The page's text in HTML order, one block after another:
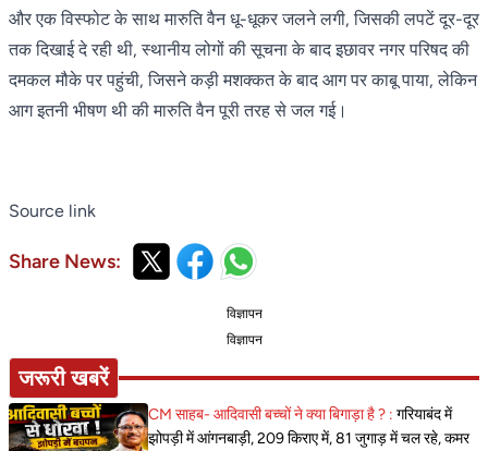
और एक विस्फोट के साथ मारुति वैन धू-धूकर जलने लगी, जिसकी लपटें दूर-दूर
तक दिखाई दे रही थी, स्थानीय लोगों की सूचना के बाद इछावर नगर परिषद की
दमकल मौके पर पहुंची, जिसने कड़ी मशक्कत के बाद आग पर काबू पाया, लेकिन
आग इतनी भीषण थी की मारुति वैन पूरी तरह से जल गई।
Source link
Share News:
विज्ञापन
विज्ञापन
जरूरी खबरें
CM साहब- आदिवासी बच्चों ने क्या बिगाड़ा है ? : गरियाबंद में
झोपड़ी में आंगनबाड़ी, 209 किराए में, 81 जुगाड़ में चल रहे, कमर